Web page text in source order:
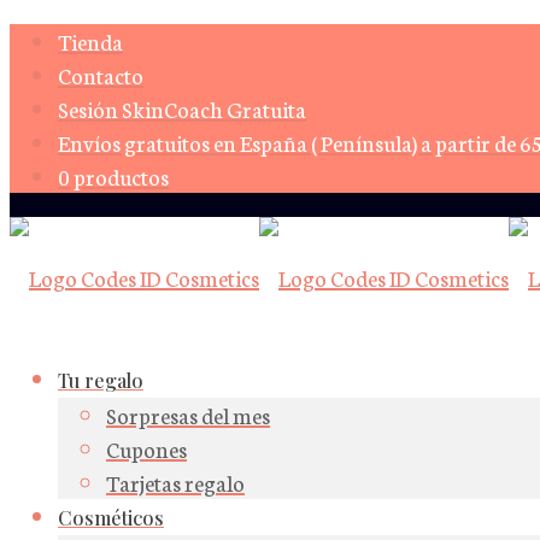
Tienda
Contacto
Sesión SkinCoach Gratuita
Envíos gratuitos en España ( Península) a partir de
0 productos
Tu regalo
Sorpresas del mes
Cupones
Tarjetas regalo
Cosméticos